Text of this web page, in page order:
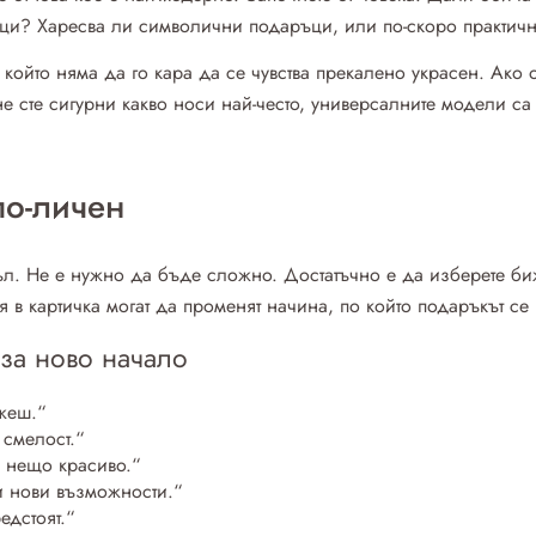
Харесва ли символични подаръци, или по-скоро
няма да го кара да се чувства прекалено украсен.
сигурни какво носи най-често, универсалните модели
личен
Не е нужно да бъде сложно. Достатъчно е да изберете
картичка могат да променят начина, по който подаръкът
ново начало
нещо красиво.“
нови възможности.“